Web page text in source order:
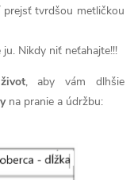
tvrdšou metličkou
Nikdy niť neťahajte!!!
, aby vám dlhšie
na pranie a údržbu: